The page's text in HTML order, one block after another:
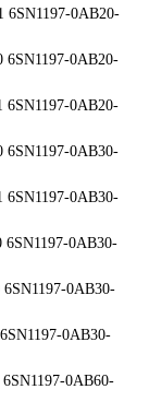
0AB20-
0AB20-
0AB20-
0AB30-
0AB30-
0AB30-
0AB30-
0AB30-
0AB60-